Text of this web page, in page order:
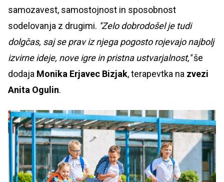
samozavest, samostojnost in sposobnost
sodelovanja z drugimi. ''Zelo dobrodošel je tudi
dolgčas, saj se prav iz njega pogosto rojevajo najbolj
izvirne ideje, nove igre in pristna ustvarjalnost,''še
dodaja Monika Erjavec Bizjak, terapevtka na zvezi
Anita Ogulin.